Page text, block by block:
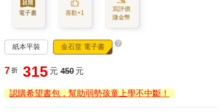
電子書 喜歡+1
寫評價
賺金幣
紙本平裝 金石堂 電子書 ?
7 折 315 元 450 元
認購希望書包，幫助弱勢孩童上學不中斷！